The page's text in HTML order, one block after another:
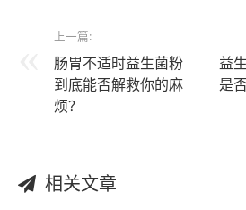
上一篇:
肠胃不适时益生菌粉
到底能否解救你的麻
烦？
益
是
相关文章